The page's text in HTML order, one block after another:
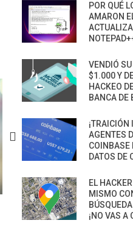
LA BRECHA INVISIBLE: CÓMO
LOS AGENTES DE IA SE
SUPERFICIE DE ATAQUE MÁS
PELIGROSA DE 2025–2026
POR QUÉ
AMARON
VENDIÓ
$1.000 Y
HACKEO
BANCA DE
¡TRAICIÓN
AGENTES
COINBASE
DATOS DE
EL
MISMO
¡NO VAS A